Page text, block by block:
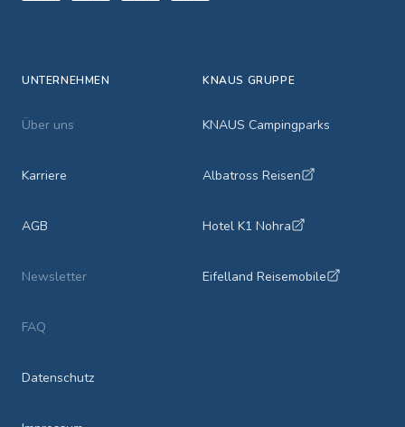
UNTERNEHMEN
Über uns
Karriere
AGB
Newsletter
FAQ
Datenschutz
KNAUS GRUPPE
KNAUS Campingparks
Albatross Reisen
Hotel K1 Nohra
Eifelland Reisemobile